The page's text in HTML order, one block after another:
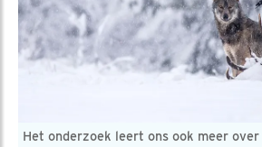
Het onderzoek leert ons ook meer